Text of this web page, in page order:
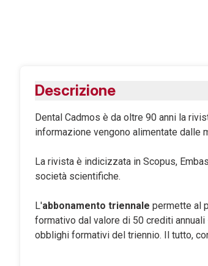
Descrizione
Dental Cadmos è da oltre 90 anni la
informazione vengono alimentate dalle
La rivista è indicizzata in Scopus,
società scientifiche.
L'abbonamento triennale permette al
formativo dal valore di 50 crediti
obblighi formativi del triennio. Il tutto,